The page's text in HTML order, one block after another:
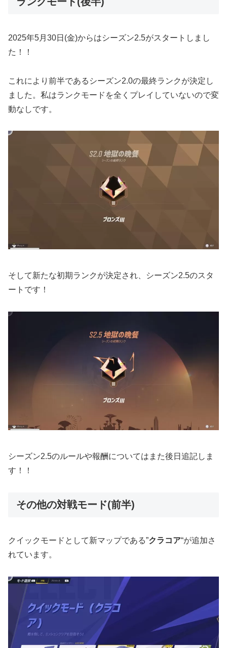
2025年5月30日(金)からはシーズン2.5がスタートしまし
た！！
これにより前半であるシーズン2.0の最終ランクが決定し
ました。私はランクモードを全くプレイしていないので変
動なしです。
そして新たな初期ランクが決定され、シーズン2.5のスタ
ートです！
シーズン2.5のルールや報酬についてはまた後日追記しま
す！！
その他の対戦モード(前半)
クイックモードとして新マップである”クラコア“が追加さ
れています。